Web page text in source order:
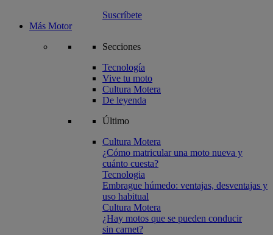
Suscríbete
Más Motor
Secciones
Tecnología
Vive tu moto
Cultura Motera
De leyenda
Último
Cultura Motera
¿Cómo matricular una moto nueva y
cuánto cuesta?
Tecnologia
Embrague húmedo: ventajas, desventajas y
uso habitual
Cultura Motera
¿Hay motos que se pueden conducir
sin carnet?